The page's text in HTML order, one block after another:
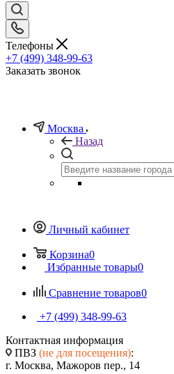
Телефоны
+7 (499) 348-99-63
Заказать звонок
Москва
Назад
Личный кабинет
Корзина0
Избранные товары0
Сравнение товаров0
+7 (499) 348-99-63
Контактная информация
ПВЗ (не для посещения):
г. Москва, Мажоров пер., 14